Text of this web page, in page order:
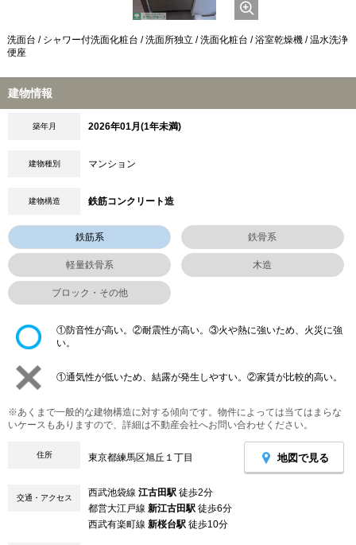
洗面台 / シャワー付洗面化粧台 / 洗面所独立 / 洗面化粧台 / 浴室乾燥機 / 温水洗浄
便座
建物情報
築年月 2026年01月(1年未満)
建物種別 マンション
建物構造 鉄筋コンクリート造
鉄筋系 鉄骨系
軽量鉄骨系 木造
ブロック・その他
①防音性が高い。②耐震性が高い。③火や熱に強いため、火災に強
い。
①通気性が低いため、結露が発生しやすい。②家賃が比較的高い。
※あくまで一般的な建物構造に対する傾向です。物件によっては当てはまらな
いケースもありますので、詳細は不動産会社へお問い合わせください。
住所 東京都練馬区旭丘１丁目 地図で見る
交通・アクセス 西武池袋線 江古田駅 徒歩2分
都営大江戸線 新江古田駅 徒歩6分
西武有楽町線 新桜台駅 徒歩10分